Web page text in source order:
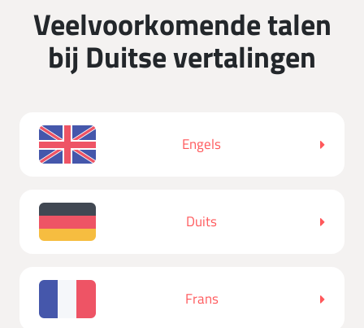
Veelvoorkomende talen
bij Duitse vertalingen
Engels
Duits
Frans